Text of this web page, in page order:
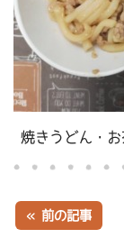
焼きうどん・お
« 前の記事